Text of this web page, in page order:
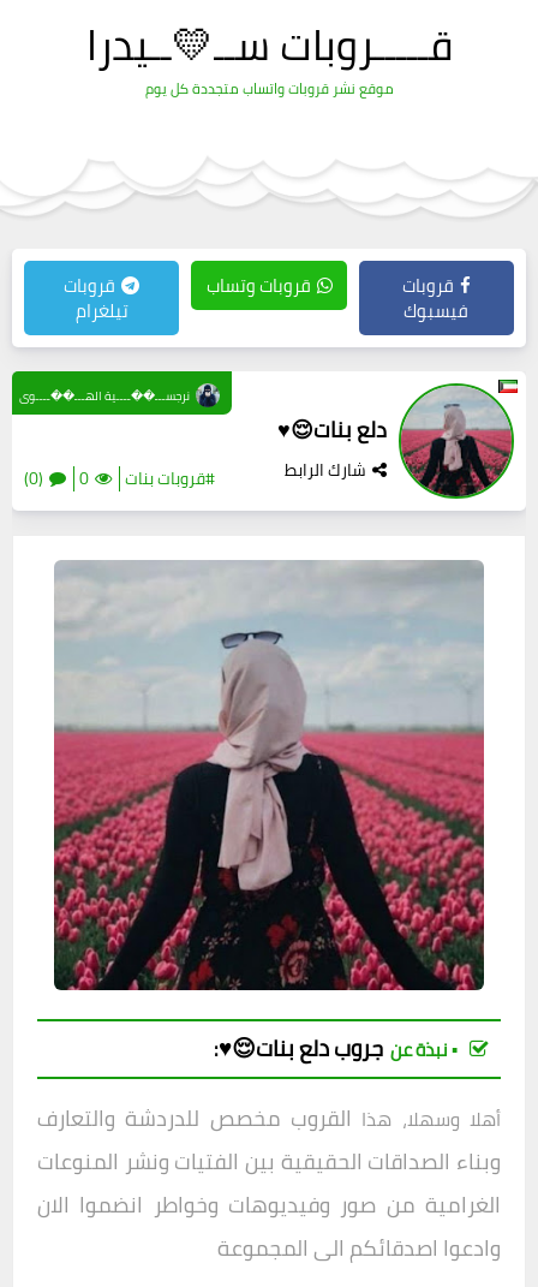
قـــــروبات ســ💛ــيدرا
موقع نشر قروبات واتساب متجددة كل يوم
قروبات
فيسبوك
قروبات وتساب قروبات
تيلغرام
دلع بنات😌♥️
شارك الرابط #قروبات بنات 0
(0)
نرجســـ��ــــية الهـــ��ــــوى
▪︎ نبذة عن جروبدلع بنات😌♥️:
أهلا وسهلا، هذا القروب مخصص للدردشة والتعارف
وبناء الصداقات الحقيقية بين الفتيات ونشر المنوعات
الغرامية من صور وفيديوهات وخواطر انضموا الان
وادعوا اصدقائكم الى المجموعة